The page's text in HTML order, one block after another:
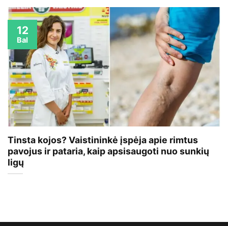
Tinsta kojos? Vaistininkė įspėja apie rimtus
pavojus ir pataria, kaip apsisaugoti nuo sunkių
ligų
12
Bal